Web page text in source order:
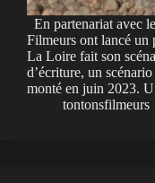
En partenariat avec
Filmeurs ont lancé un
La Loire fait son
d’écriture, un
monté en juin 2023.
tontonsfilmeurs